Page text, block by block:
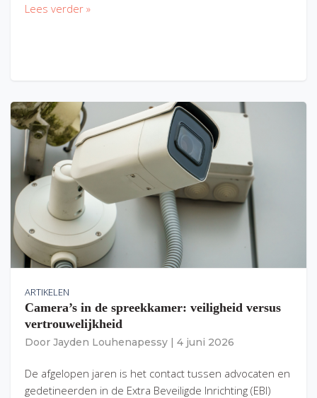
Lees verder »
ARTIKELEN
Camera’s in de spreekkamer: veiligheid versus
vertrouwelijkheid
Door Jayden Louhenapessy 4 juni 2026
De afgelopen jaren is het contact tussen advocaten en
gedetineerden in de Extra Beveiligde Inrichting (EBI)